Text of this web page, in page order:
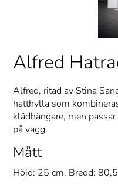
Alfred
Alfred, ritad av Stina
hatthylla som
klädhängare, men
på vägg.
Mått
Höjd: 25 cm, Bredd: